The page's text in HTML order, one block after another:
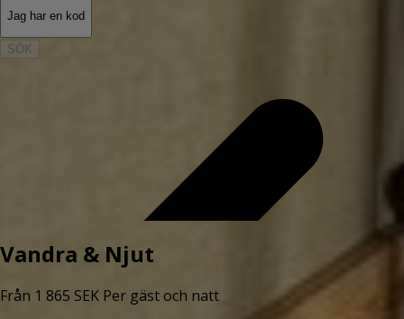
Jag har en kod
SÖK
Vandra & Njut
Från 1 865 SEK Per gäst och natt